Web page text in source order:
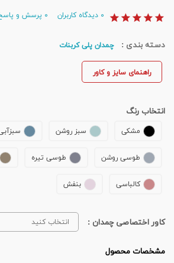
دیدگاه کاربران پرسش و پاسخ
دسته بندی : چمدان پلی کربنات
راهنمای سایز و کاور
انتخاب رنگ
مشکی سبز روشن سبزآبی
طوسی روشن طوسی تیره
کالباسی بنفش
کاور اختصاصی چمدان : انتخاب کنید
مشخصات محصول